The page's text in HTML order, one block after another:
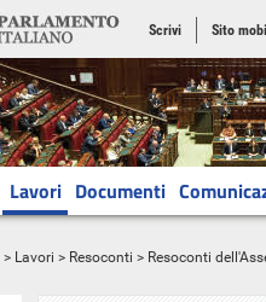
Scrivi Sito
Lavori Documenti
> Lavori > Resoconti > Resoconti